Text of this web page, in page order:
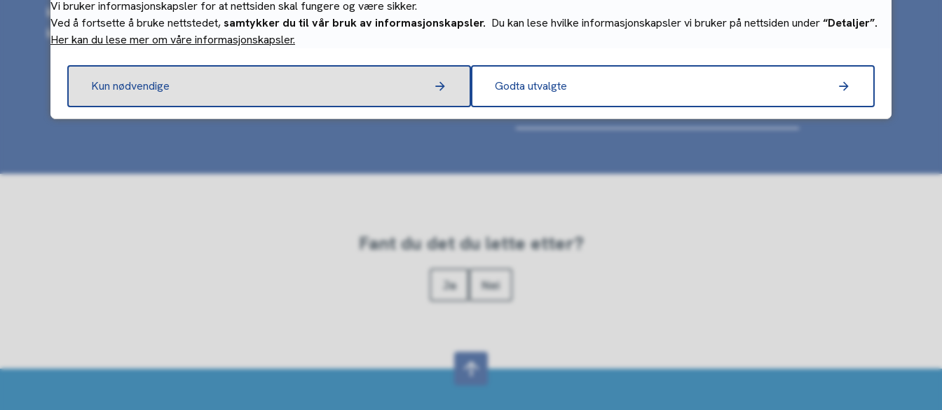
kokepåbud? Hvordan blir jeg varslet? Eller trenger du
kontakt med vakta?
Råd ved stengt og brunt vann
Råd ved kokepåbud
Vakttelefoner
Fant du det du lette etter?
Ja Nei
Vi bruker informasjonskapsler for at nettsiden skal fungere og være sikker.
Ved å fortsette å bruke nettstedet,samtykker du til vår bruk av informasjonskapsler. Du kan lese hvilke informasjonskapsler vi bruker på nettsiden under“Detaljer”.
Her kan du lese mer om våre informasjonskapsler.
Kun nødvendige Godta utvalgte